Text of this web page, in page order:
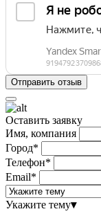
Оставить заявку
Имя, компания
Город*
Телефон*
Email*
Укажите тему▾